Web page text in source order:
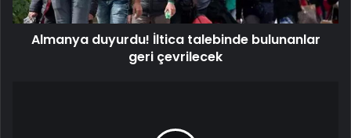
Almanya duyurdu! İltica talebinde bulunanlar
geri çevrilecek